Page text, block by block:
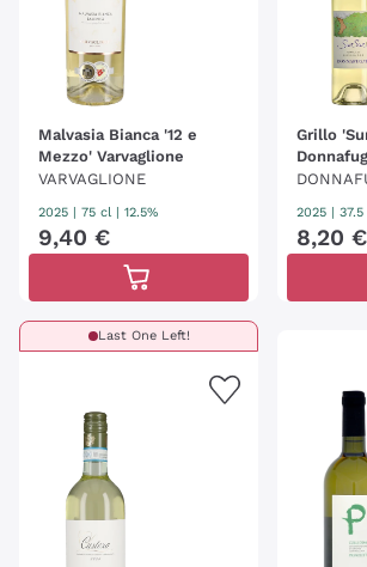
Malvasia Bianca '12 e
Mezzo' Varvaglione
VARVAGLIONE
2025 | 75 cl | 12.5%
9,40 €
Grillo
37.5cl
2025 |
8,20 €
Last One Left!